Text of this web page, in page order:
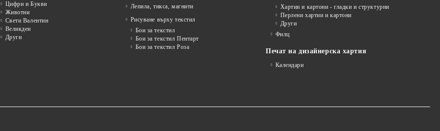
Цифри и Букви
Животни
Свети Валентин
Великден
Други
Лепила, тикса, магнити
Рисуване върху текстил
Бои за текстил
Бои за текстил Пентарт
Бои за текстил Роза
Хартии и картони - гладки и структурни
Перлени хартии и картони
Други
Филц
Печат на дизайнерска хартия
Календари